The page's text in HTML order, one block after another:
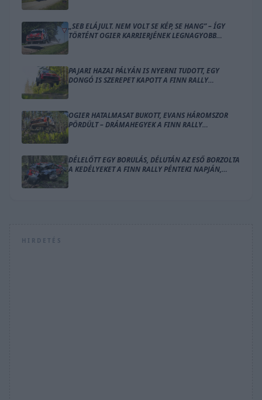
„SEB ELÁJULT. NEM VOLT SE KÉP, SE HANG” – ÍGY
TÖRTÉNT OGIER KARRIERJÉNEK LEGNAGYOBB
PAJARI HAZAI PÁLYÁN IS NYERNI TUDOTT, EGY
DONGÓ IS SZEREPET KAPOTT A FINN RALLY
OGIER HATALMASAT BUKOTT, EVANS HÁROMSZOR
PÖRDÜLT – DRÁMAHEGYEK A FINN RALLY
DÉLELŐTT EGY BORULÁS, DÉLUTÁN AZ ESŐ BORZOLTA
A KEDÉLYEKET A FINN RALLY PÉNTEKI NAPJÁN,
HIRDETÉS